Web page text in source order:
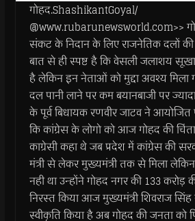
गोहद.ShashikantGoyal/
@www.rubarunewsworld.com>>
संकट के निदान के लिए राजनेतिक दलों
बात से ही स्पष्ट है कि वेसली जलाशय
है लेकिन इन नेताओं को मुद्दा अवश्य मिला
दल पानी लाने पर कम बयानबाजी पर
के पूर्व बिधायक रणवीर जाटव ने आयोजित
कि कांग्रेस के लोगो को आज गोहद की
काग्रेसी कहा थे जब प्रदेश में कांग्रेस की
मंत्री से लेकर मुख्यमंत्री तक से मिला
नही था उन्होंने गोहद नगर की 133
निरस्त किया आज मुख्यमंत्री शिवराज
स्वीकृति किया है अब गोहद की जनता